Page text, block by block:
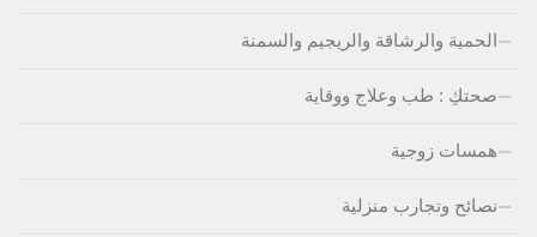
الحمية والرشاقة والريجيم والسمنة
صحتكِ : طب وعلاج ووقاية
همسات زوجية
نصائح وتجارب منزلية